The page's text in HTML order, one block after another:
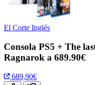
El Corte Inglés
Consola PS5 + The
Ragnarok a 689.90€
689,90€